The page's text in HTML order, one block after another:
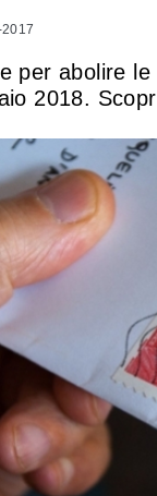
per abolire
2018.